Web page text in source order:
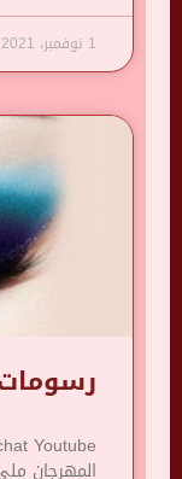
1 نوفمبر، 2021
المهرجان